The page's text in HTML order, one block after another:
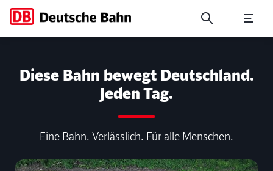
Diese Bahn bewegt Deutschland.
Jeden Tag.
Eine Bahn. Verlässlich. Für alle Menschen.